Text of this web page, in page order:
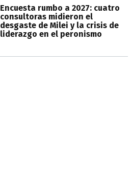
Encuesta rumbo a 2027: cuatro
consultoras midieron el
desgaste de Milei y la crisis de
liderazgo en el peronismo